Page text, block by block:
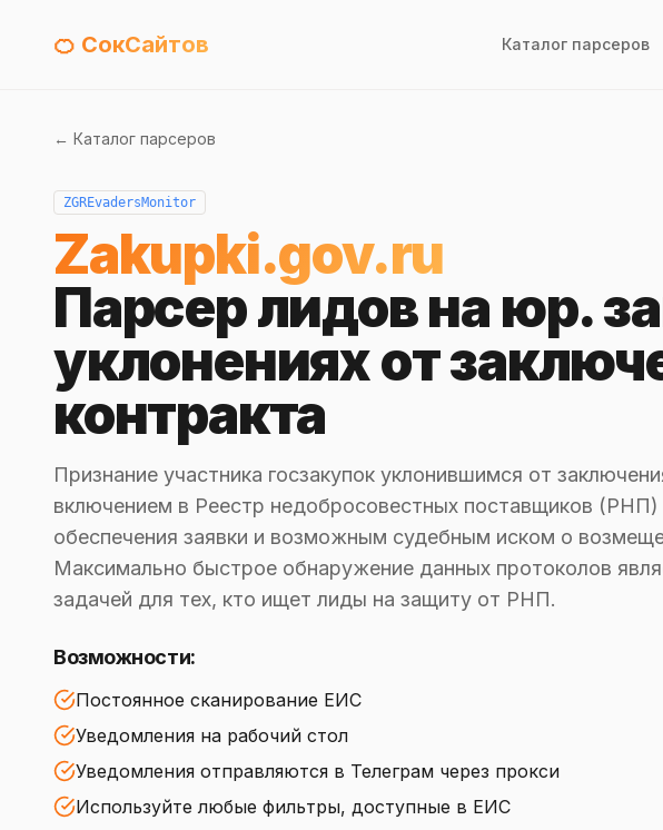
🍊 СокСайтов Каталог парсеров
← Каталог парсеров
ZGREvadersMonitor
Zakupki.gov.ru
Парсер лидов на юр.
уклонениях от
контракта
Признание участника госзакупок уклонившимся от
включением в Реестр недобросовестных поставщиков (РНП)
обеспечения заявки и возможным судебным иском о
Максимально быстрое обнаружение данных протоколов
задачей для тех, кто ищет лиды на защиту от РНП.
Возможности:
Постоянное сканирование ЕИС
Уведомления на рабочий стол
Уведомления отправляются в Телеграм через прокси
Используйте любые фильтры, доступные в ЕИС